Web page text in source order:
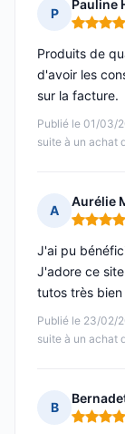
P
Pauline
Note : 4
Publié le 01/03/
suite à un achat
Produits de
d'avoir les
sur la facture.
A
Aurélie
Note : 5
Publié le 23/02/
suite à un achat
J'ai pu
J'adore ce
tutos très
B
Note : 4